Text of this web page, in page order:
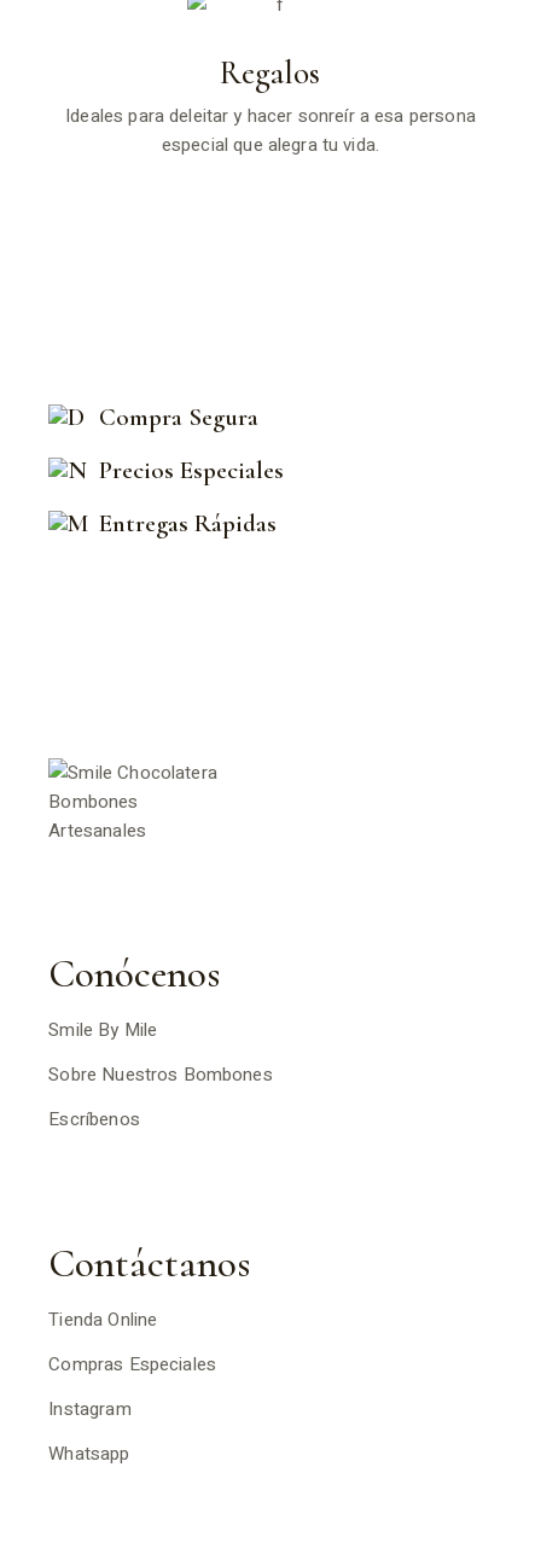
Regalos
Ideales para deleitar y hacer sonreír a esa persona
especial que alegra tu vida.
Compra Segura
Precios Especiales
Entregas Rápidas
Conócenos
Smile By Mile
Sobre Nuestros Bombones
Escríbenos
Contáctanos
Tienda Online
Compras Especiales
Instagram
Whatsapp